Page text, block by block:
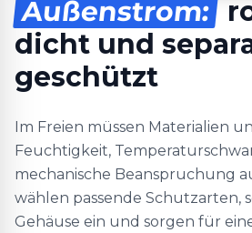
Außenstrom:
dicht und
geschützt
Im Freien müssen Materialien
Feuchtigkeit,
mechanische Beanspruchung
wählen passende Schutzarten,
Gehäuse ein und sorgen für